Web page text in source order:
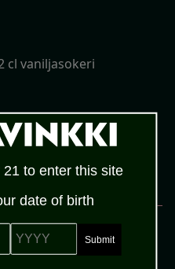
cl vaniljasokeri
to enter this site
date of birth
YYYY